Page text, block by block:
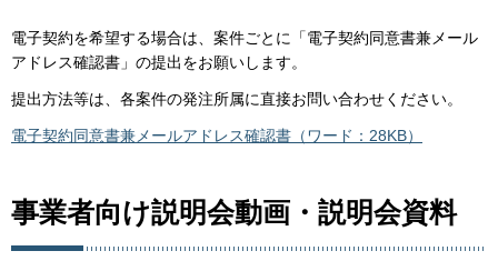
電子契約を希望する場合は、案件ごとに「電子契約同意書兼メール
アドレス確認書」の提出をお願いします。
提出方法等は、各案件の発注所属に直接お問い合わせください。
電子契約同意書兼メールアドレス確認書（ワード：28KB）
事業者向け説明会動画・説明会資料